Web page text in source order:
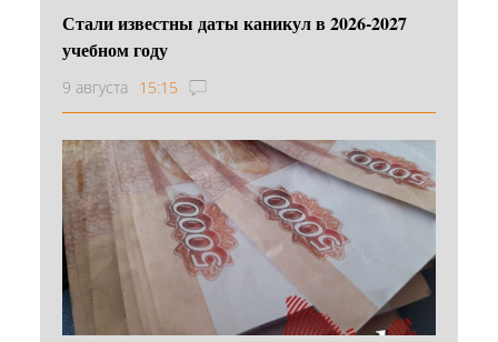
Стали известны даты каникул в 2026-2027
учебном году
9 августа 15:15